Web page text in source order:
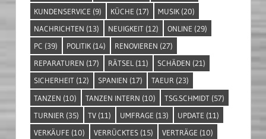
KUNDENSERVICE (9) KÜCHE (17) MUSIK (20)
NACHRICHTEN (13) NEUIGKEIT (12) ONLINE (29)
PC (39) POLITIK (14) RENOVIEREN (27)
REPARATUREN (17) RÄTSEL (11) SCHÄDEN (21)
SICHERHEIT (12) SPANIEN (17) TAEUR (23)
TANZEN (10) TANZEN INTERN (10) TSG.SCHMIDT (57)
TURNIER (35) TV (11) UMFRAGE (13) UPDATE (11)
VERKÄUFE (10) VERRÜCKTES (15) VERTRÄGE (10)